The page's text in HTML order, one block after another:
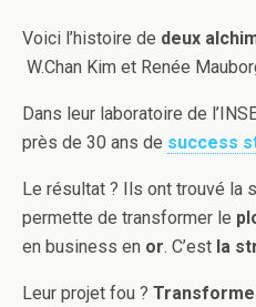
Voici l’histoire de deux
W.Chan Kim et Renée
Dans leur laboratoire de
près de 30 ans de success
Le résultat ? Ils ont trouvé la
permette de transformer le
en business en or. C’est la
Leur projet fou ?